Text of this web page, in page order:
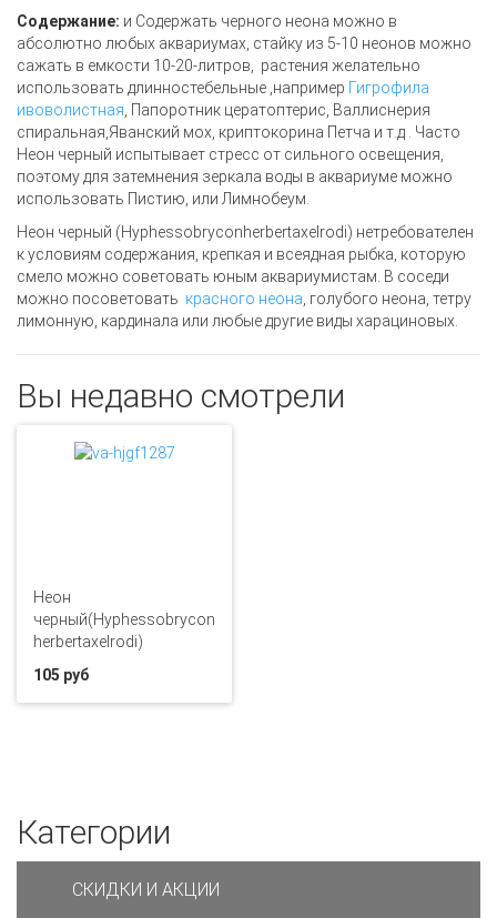
Содержание: и Содержать черного неона можно в
абсолютно любых аквариумах, стайку из 5-10 неонов можно
сажать в емкости 10-20-литров, растения желательно
использовать длинностебельные ,например Гигрофила
ивоволистная , Папоротник цератоптерис, Валлиснерия
спиральная,Яванский мох, криптокорина Петча и т.д . Часто
Неон черный испытывает стресс от сильного освещения,
поэтому для затемнения зеркала воды в аквариуме можно
использовать Пистию, или Лимнобеум.
Неон черный (Hyphessobryconherbertaxelrodi) нетребователен
к условиям содержания, крепкая и всеядная рыбка, которую
смело можно советовать юным аквариумистам. В соседи
можно посоветовать красного неона , голубого неона, тетру
лимонную, кардинала или любые другие виды харациновых.
Вы недавно смотрели
Неон
черный(Hyphessobrycon
herbertaxelrodi)
105 руб
Категории
СКИДКИ И АКЦИИ